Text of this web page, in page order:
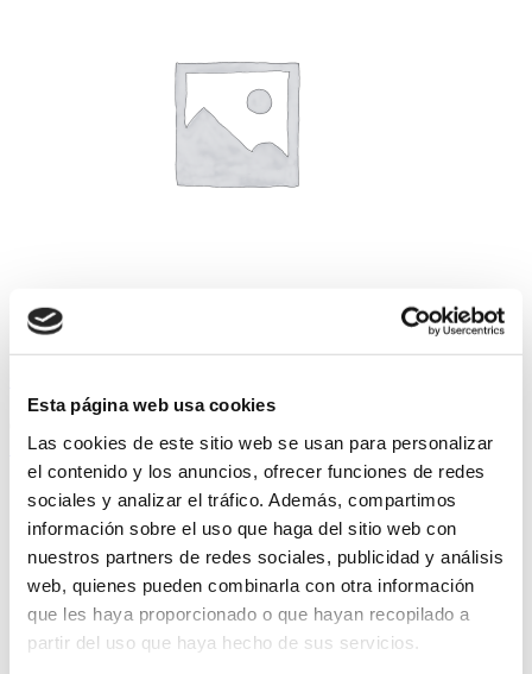
Esta página web usa cookies
Las cookies de este sitio web se usan para personalizar
el contenido y los anuncios, ofrecer funciones de redes
sociales y analizar el tráfico. Además, compartimos
información sobre el uso que haga del sitio web con
nuestros partners de redes sociales, publicidad y análisis
web, quienes pueden combinarla con otra información
que les haya proporcionado o que hayan recopilado a
partir del uso que haya hecho de sus servicios.
SpotsVídeos
Seguir lendo